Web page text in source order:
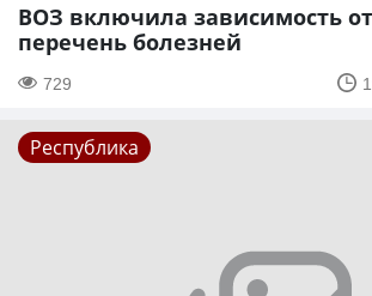
ВОЗ включила зависимость
перечень болезней
729
Республика